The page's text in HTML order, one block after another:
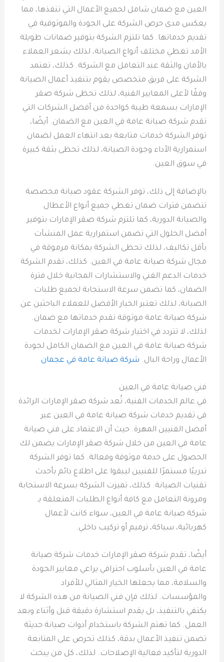
العين مع ضمان شامل لجميع الأعمال التي تنفذها، مما
يعكس مدى حرص الشركة على الجودة والموثوقية في
تقديم خدماتها. كما تلتزم الشركة بتوفير ضمانات طويلة
الأمد تغطي مختلف أنواع الصيانة، لذلك يشعر العملاء
بالأمان والثقة عند التعامل مع الشركة. كذلك، تعتمد
الشركة على فريق متخصص يقوم بتنفيذ أعمال الصيانة
وفقًا لأعلى المعايير الفنية، لذلك تحظى شركة صقر
الإمارات بسمعة طيبة كواحدة من أفضل الشركات التي
تقدم شركة صيانة عامة في العين مع الضمان. أيضًا،
توفر الشركة خدمات متابعة بعد انتهاء العمل لضمان
استمرارية الأداء وجودة الصيانة، لذلك تحظى بثقة كبيرة
في سوق العين.
بالإضافة إلى ذلك، توفر الشركة عقود صيانة مخصصة
تتضمن فترات ضمان تغطي جميع أنواع الأعطال
والصيانة الدورية، كما تلتزم شركة صقر الإمارات بتوفير
أفضل الحلول التي تضمن استمرارية عمل المنشآت
بأقل تكاليف، لذلك تحظى الشركة بمكانة مرموقة في
مجال شركة صيانة عامة في العين. كذلك، تقدم الشركة
خدمات الدعم الفني والاستشارات المجانية خلال فترة
الضمان، كما تضمن سرعة الاستجابة لجميع طلبات
الصيانة، لذلك تعتبر الخيار الأفضل للعملاء الباحثين عن
شركة صيانة عامة موثوقة تقدم خدماتها مع ضمان.
لذلك، لا تتردد في اختيار شركة صقر الإمارات لخدمات
شركة صيانة عامة في العين مع الضمان الكامل لجودة
الأعمال وراحة البال. شركة صيانة عامة في عجمان
فني صيانة عامة في العين
في عالم الخدمات الفنية، تُعد شركة صقر الإمارات الرائدة
في تقديم خدمات شركة صيانة عامة في العين عبر
أفضل الفنيين المهرة. حيث أن الاعتماد على فني صيانة
عامة في العين من خلال شركة صقر الإمارات يضمن لك
الحصول على خدمة موثوقة وفعالة. كما توفر الشركة
تدريبًا مستمرًا للفنيين ليبقوا على اطلاع دائم بأحدث
تقنيات الصيانة. كذلك، تميزت الشركة بسرعة الاستجابة
ومرونة التعامل مع كافة أنواع الطلبات المتعلقة بـ
شركة صيانة عامة في العين، سواء كانت لأعمال
كهربائية، سباكة، ترميم أو تركيب داخلي.
أيضًا، تقدم شركة صقر الإمارات خدمات شركة صيانة
عامة في العين بأسلوب احترافي يراعي معايير الجودة
والسلامة، مما يجعلها الخيار المثالي للأفراد
والمؤسسات. لذلك فإن فني الصيانة من هذه الشركة لا
يكتفي بالتنفيذ، بل يقدم استشارة دقيقة قبل وأثناء وبعد
العمل. كما تهتم الشركة باستخدام أدوات صيانة حديثة
تضمن تنفيذ الأعمال بدقة، كذلك تحرص على المتابعة
الدورية لتأكيد فعالية الإصلاحات. لذلك، كل من يبحث